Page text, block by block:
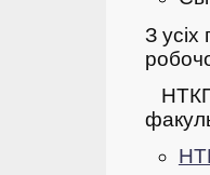
З
НТКП